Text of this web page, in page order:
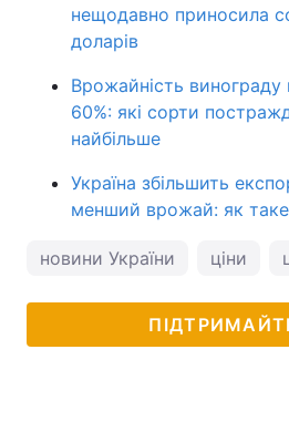
нещодавно приносила
доларів
Врожайність
60%: які сорти
найбільше
Україна збільшить
менший врожай: як
новини України ціни